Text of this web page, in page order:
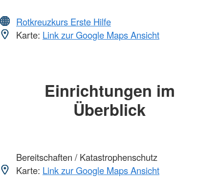
Rotkreuzkurs Erste Hilfe
Karte: Link zur Google Maps Ansicht
Einrichtungen im
Überblick
Bereitschaften / Katastrophenschutz
Karte: Link zur Google Maps Ansicht